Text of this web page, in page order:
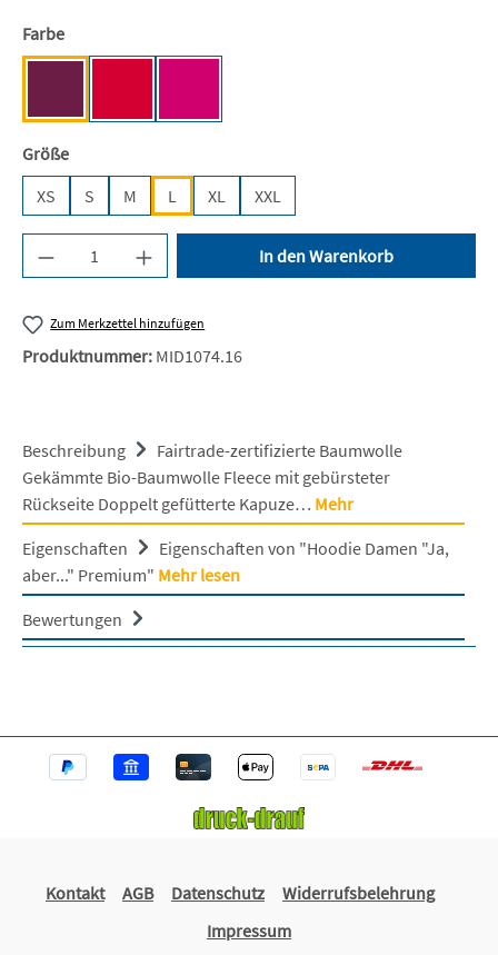
Farbeauswählen
Größeauswählen
XS
S M L XL XXL
Produkt Anzahl: Gib den gewünschten Wert
In den Warenkorb
Zum Merkzettel hinzufügen
Produktnummer: MID1074.16
Beschreibung
Fairtrade-zertifizierte Baumwolle
Gekämmte Bio-Baumwolle Fleece mit gebürsteter
Rückseite Doppelt gefütterte Kapuze… Mehr
Eigenschaften
Eigenschaften von "Hoodie Damen "Ja,
aber..." Premium" Mehr lesen
Bewertungen
Kontakt AGB Datenschutz
Widerrufsbelehrung
Impressum